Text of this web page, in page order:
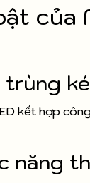
của
kết hợp
năng